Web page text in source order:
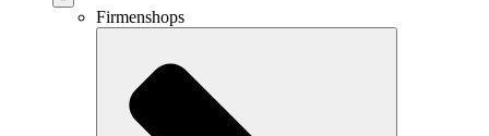
Firmenshops